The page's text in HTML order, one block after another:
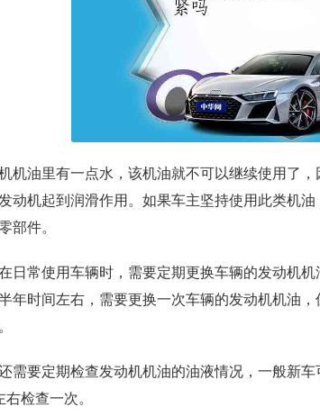
机油里有一点水，该机油就不可以继续使用了
动机起到润滑作用。如果车主坚持使用此类机
部件。
日常使用车辆时，需要定期更换车辆的发动机
年时间左右，需要更换一次车辆的发动机机油
需要定期检查发动机机油的油液情况，一般新
检查一次。